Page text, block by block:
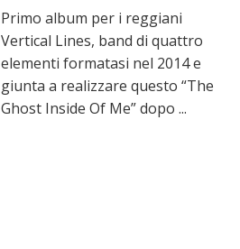
Primo album per i reggiani
Vertical Lines, band di quattro
elementi formatasi nel 2014 e
giunta a realizzare questo “The
Ghost Inside Of Me” dopo ...